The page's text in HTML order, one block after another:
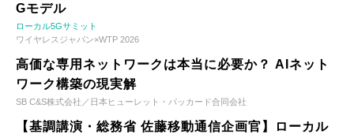
Gモデル
ローカル5Gサミット
ワイヤレスジャパン×WTP 2026
高価な専用ネットワークは本当に必要か？ AIネット
ワーク構築の現実解
SB C&S株式会社／日本ヒューレット・パッカード合同会社
【基調講演・総務省 佐藤移動通信企画官】ローカル